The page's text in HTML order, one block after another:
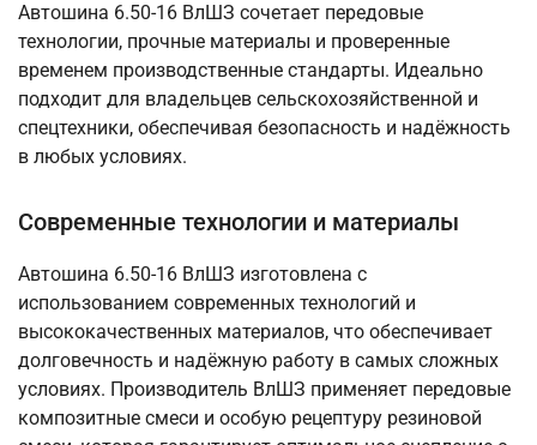
Автошина 6.50-16 ВлШЗ сочетает передовые
технологии, прочные материалы и проверенные
временем производственные стандарты. Идеально
подходит для владельцев сельскохозяйственной и
спецтехники, обеспечивая безопасность и надёжность
в любых условиях.
Современные технологии и материалы
Автошина 6.50-16 ВлШЗ изготовлена с
использованием современных технологий и
высококачественных материалов, что обеспечивает
долговечность и надёжную работу в самых сложных
условиях. Производитель ВлШЗ применяет передовые
композитные смеси и особую рецептуру резиновой